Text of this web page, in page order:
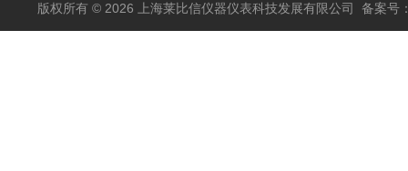
版权所有 © 2026 上海莱比信仪器仪表科技发展有限公司 备案号